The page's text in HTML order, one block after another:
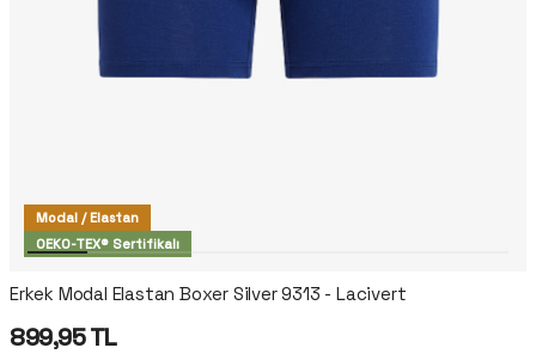
Modal / Elastan
OEKO-TEX® Sertifikalı
Erkek Modal Elastan Boxer Silver 9313 - Lacivert
899,95TL